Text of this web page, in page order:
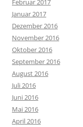
Februar 2017
Januar 2017
Dezember 2016
November 2016
Oktober 2016
September 2016
August 2016
Juli 2016
Juni 2016
Mai 2016
April 2016